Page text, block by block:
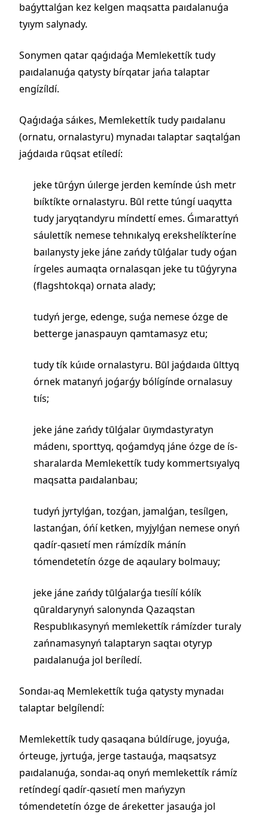
baǵyttalǵan kez kelgen maqsatta paıdalanuǵa
tyıym salynady.
Sonymen qatar qaǵıdaǵa Memlekettík tudy
paıdalanuǵa qatysty bírqatar jańa talaptar
engízíldí.
Qaǵıdaǵa sáıkes, Memlekettík tudy paıdalanu
(ornatu, ornalastyru) mynadaı talaptar saqtalǵan
jaǵdaıda rūqsat etíledí:
jeke tūrǵyn úılerge jerden kemínde úsh metr
bıíktíkte ornalastyru. Būl rette túngí uaqytta
tudy jaryqtandyru míndettí emes. Ǵımarattyń
sáulettík nemese tehnıkalyq erekshelíkteríne
baılanysty jeke jáne zańdy tūlǵalar tudy oǵan
írgeles aumaqta ornalasqan jeke tu tūǵyryna
(flagshtokqa) ornata alady;
tudyń jerge, edenge, suǵa nemese ózge de
betterge janaspauyn qamtamasyz etu;
tudy tík kúıde ornalastyru. Būl jaǵdaıda ūlttyq
órnek matanyń joǵarǵy bólígínde ornalasuy
tıís;
jeke jáne zańdy tūlǵalar ūıymdastyratyn
mádenı, sporttyq, qoǵamdyq jáne ózge de ís-
sharalarda Memlekettík tudy kommertsıyalyq
maqsatta paıdalanbau;
tudyń jyrtylǵan, tozǵan, jamalǵan, tesílgen,
lastanǵan, óńí ketken, myjylǵan nemese onyń
qadír-qasıetí men rámízdík mánín
tómendetetín ózge de aqaulary bolmauy;
jeke jáne zańdy tūlǵalarǵa tıesílí kólík
qūraldarynyń salonynda Qazaqstan
Respublıkasynyń memlekettík rámízder turaly
zańnamasynyń talaptaryn saqtaı otyryp
paıdalanuǵa jol beríledí.
Sondaı-aq Memlekettík tuǵa qatysty mynadaı
talaptar belgílendí:
Memlekettík tudy qasaqana búldíruge, joyuǵa,
órteuge, jyrtuǵa, jerge tastauǵa, maqsatsyz
paıdalanuǵa, sondaı-aq onyń memlekettík rámíz
retíndegí qadír-qasıetí men mańyzyn
tómendetetín ózge de áreketter jasauǵa jol